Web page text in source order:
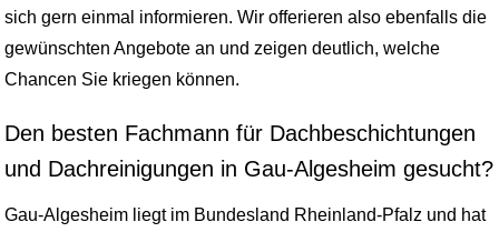
sich gern einmal informieren. Wir offerieren also ebenfalls die
gewünschten Angebote an und zeigen deutlich, welche
Chancen Sie kriegen können.
Den besten Fachmann für Dachbeschichtungen
und Dachreinigungen in Gau-Algesheim gesucht?
Gau-Algesheim liegt im Bundesland Rheinland-Pfalz und hat